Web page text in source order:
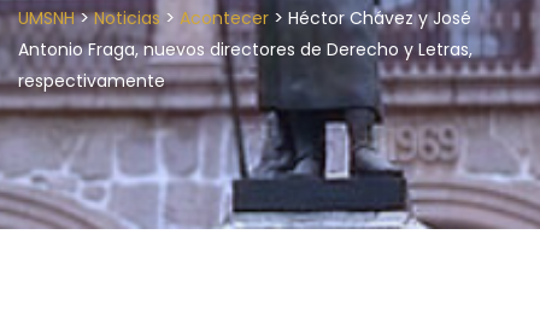
UMSNH>Noticias > Acontecer > Héctor Chávez y José
Antonio Fraga, nuevos directores de Derecho y Letras,
respectivamente